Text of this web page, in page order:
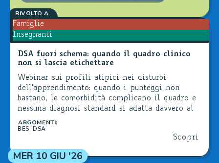
RIVOLTO A
Famiglie
Insegnanti
DSA fuori schema: quando il quadro clinico
non si lascia etichettare
Webinar sui profili atipici nei disturbi
dell'apprendimento: quando i punteggi non
bastano, le comorbidità complicano il quadro e
nessuna diagnosi standard si adatta davvero al
bambino che hai davanti.
ARGOMENTI:
BES,DSA
Scopri
MER 10 GIU '26